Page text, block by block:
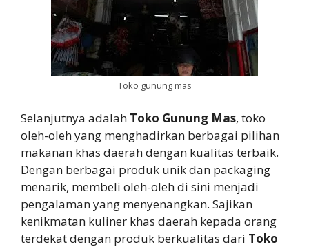
Toko gunung mas
Selanjutnya adalah Toko Gunung Mas, toko
oleh-oleh yang menghadirkan berbagai pilihan
makanan khas daerah dengan kualitas terbaik.
Dengan berbagai produk unik dan packaging
menarik, membeli oleh-oleh di sini menjadi
pengalaman yang menyenangkan. Sajikan
kenikmatan kuliner khas daerah kepada orang
terdekat dengan produk berkualitas dari Toko